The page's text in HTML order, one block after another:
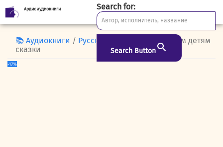
Skip
to
Ардис аудиокниги Search for:
Search Button
📚 Аудиокниги / Русская классика
/ Большим детям
сказки
-17%